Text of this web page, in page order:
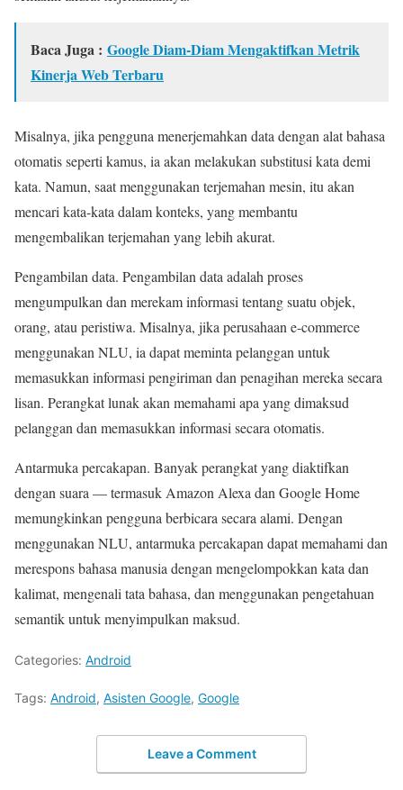
Baca Juga : Google Diam-Diam Mengaktifkan Metrik
Kinerja Web Terbaru
Misalnya, jika pengguna menerjemahkan data dengan alat bahasa
otomatis seperti kamus, ia akan melakukan substitusi kata demi
kata. Namun, saat menggunakan terjemahan mesin, itu akan
mencari kata-kata dalam konteks, yang membantu
mengembalikan terjemahan yang lebih akurat.
Pengambilan data. Pengambilan data adalah proses
mengumpulkan dan merekam informasi tentang suatu objek,
orang, atau peristiwa. Misalnya, jika perusahaan e-commerce
menggunakan NLU, ia dapat meminta pelanggan untuk
memasukkan informasi pengiriman dan penagihan mereka secara
lisan. Perangkat lunak akan memahami apa yang dimaksud
pelanggan dan memasukkan informasi secara otomatis.
Antarmuka percakapan. Banyak perangkat yang diaktifkan
dengan suara — termasuk Amazon Alexa dan Google Home
memungkinkan pengguna berbicara secara alami. Dengan
menggunakan NLU, antarmuka percakapan dapat memahami dan
merespons bahasa manusia dengan mengelompokkan kata dan
kalimat, mengenali tata bahasa, dan menggunakan pengetahuan
semantik untuk menyimpulkan maksud.
Categories: Android
Tags: Android, Asisten Google, Google
Leave a Comment